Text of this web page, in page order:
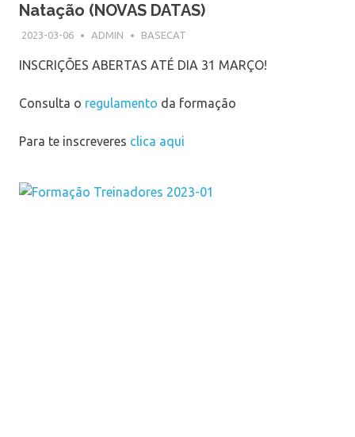
Natação (NOVAS DATAS)
2023-03-06 ADMIN BASECAT
INSCRIÇÕES ABERTAS ATÉ DIA 31 MARÇO!
Consulta o regulamento da formação
Para te inscreveres clica aqui